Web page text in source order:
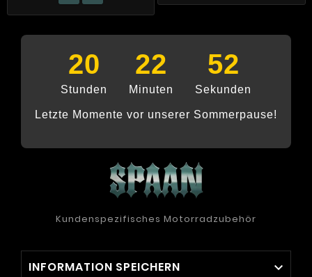
20
Stunden
22
Minuten
52
Sekunden
Letzte Momente vor unserer Sommerpause!
Kundenspezifisches Motorradzubehör
INFORMATION SPEICHERN 